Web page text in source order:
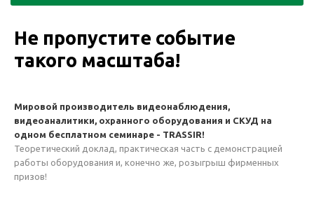
Не пропустите событие
такого масштаба!
Мировой производитель видеонаблюдения,
видеоаналитики, охранного оборудования и СКУД на
одном бесплатном семинаре - TRASSIR!
Теоретический доклад, практическая часть с демонстрацией
работы оборудования и, конечно же, розыгрыш фирменных
призов!